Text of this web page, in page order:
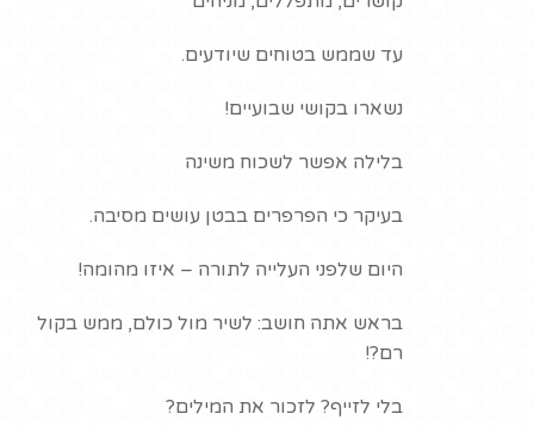
עד שממש בטוחים שיודעים.
נשארו בקושי שבועיים!
בלילה אפשר לשכוח משינה
בעיקר כי הפרפרים בבטן עושים מסיבה.
היום שלפני העלייה לתורה – איזו מהומה!
בראש אתה חושב: לשיר מול כולם, ממש בקול
רם?!
בלי לזייף? לזכור את המילים?